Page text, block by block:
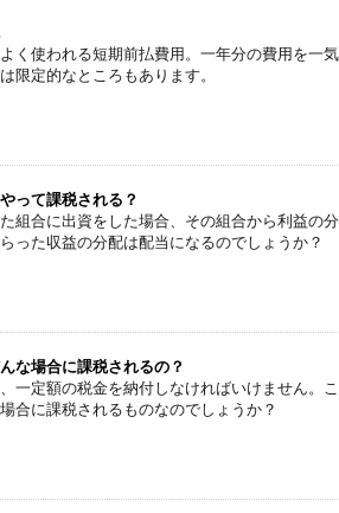
く使われる短期前払費用。一年分の費用を一
限定的なところもあります。
って課税される？
組合に出資をした場合、その組合から利益の
った収益の分配は配当になるのでしょうか？
な場合に課税されるの？
一定額の税金を納付しなければいけません。
合に課税されるものなのでしょうか？